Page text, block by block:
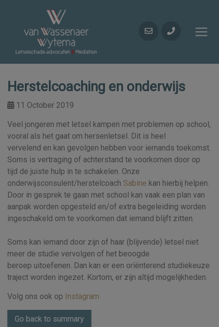
Herstelcoaching en onderwijs
11 October 2019
Veel jongeren met letsel kampen met problemen op school,
vooral als het gaat om hersenletsel. Dit is heel
vervelend en kan gevolgen hebben voor iemands toekomst.
Soms is vertraging of achterstand te voorkomen door op
tijd de juiste hulp in te schakelen. Onze
onderwijsconsulent/herstelcoach Sabine kan hierbij helpen.
Door in gesprek te gaan met school kan vaak een plan van
aanpak worden opgesteld en/of extra begeleiding worden
ingeschakeld om te voorkomen dat iemand blijft zitten.
Soms kan iemand door zijn of haar (blijvende) letsel niet
meer de studie vervolgen of het beoogde
beroep uitoefenen. Dan kan er een oriënterend studiekeuze
traject worden ingezet. Kortom, er zijn altijd mogelijkheden.
Volg ons ook op Instagram
Go back to summary